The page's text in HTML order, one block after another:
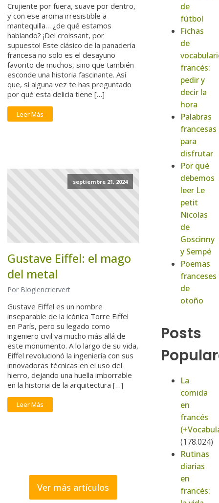
Crujiente por fuera, suave por dentro,
y con ese aroma irresistible a
mantequilla… ¿de qué estamos
hablando? ¡Del croissant, por
supuesto! Este clásico de la panadería
francesa no solo es el desayuno
favorito de muchos, sino que también
esconde una historia fascinante. Así
que, si alguna vez te has preguntado
por qué esta delicia tiene […]
Leer Más
septiembre 21, 2024
Gustave Eiffel: el mago
del metal
Por Bloglencriervert
Gustave Eiffel es un nombre
inseparable de la icónica Torre Eiffel
en París, pero su legado como
ingeniero civil va mucho más allá de
este monumento. A lo largo de su vida,
Eiffel revolucionó la ingeniería con sus
innovadoras técnicas en el uso del
hierro, dejando una huella imborrable
en la historia de la arquitectura […]
Leer Más
Ver más artículos
de
fútbol
Fichas
de
francés:
pedir y
decir la
hora
Palabras
francesas
para
disfrutar
Por qué
debemos
leer Le
petit
Nicolas
de
Goscinny
y Sempé
Poemas
franceses
de
otoño
Posts
La
comida
en
francés
(178.024)
Rutinas
diarias
en
francés: